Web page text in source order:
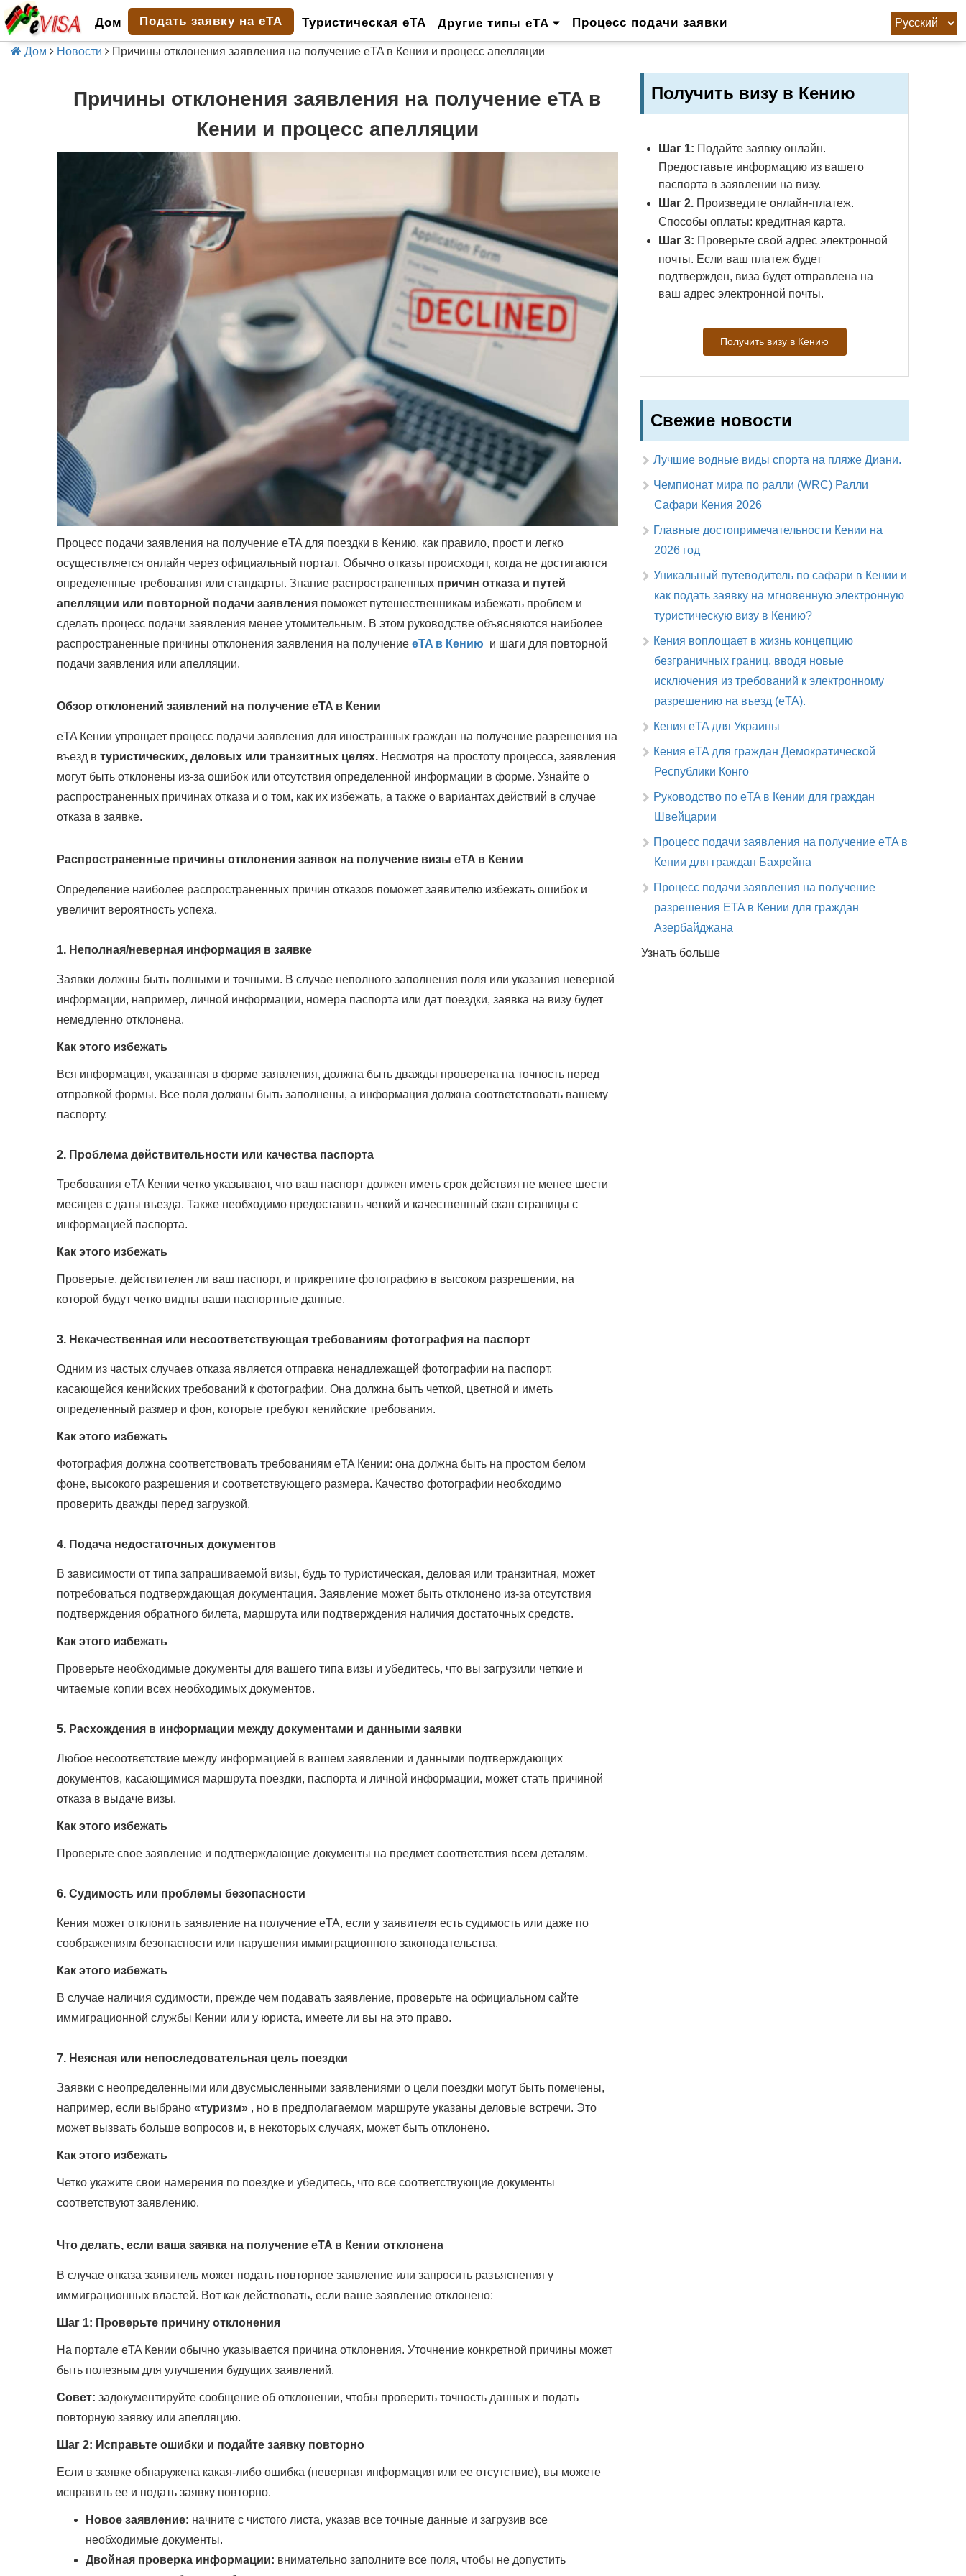
Дом Подать заявку на eTA Туристическая eTA Другие типы eTA Процесс подачи заявки
Дом Новости Причины отклонения заявления на получение eTA в Кении и процесс апелляции
Причины отклонения заявления на получение eTA в
Кении и процесс апелляции
Процесс подачи заявления на получение eTA для поездки в Кению, как правило, прост и легко
осуществляется онлайн через официальный портал. Обычно отказы происходят, когда не достигаются
определенные требования или стандарты. Знание распространенных причин отказа и путей
апелляции или повторной подачи заявления поможет путешественникам избежать проблем и
сделать процесс подачи заявления менее утомительным. В этом руководстве объясняются наиболее
распространенные причины отклонения заявления на получение eTA в Кению и шаги для повторной
подачи заявления или апелляции.
Обзор отклонений заявлений на получение eTA в Кении
eTA Кении упрощает процесс подачи заявления для иностранных граждан на получение разрешения на
въезд в туристических, деловых или транзитных целях. Несмотря на простоту процесса, заявления
могут быть отклонены из-за ошибок или отсутствия определенной информации в форме. Узнайте о
распространенных причинах отказа и о том, как их избежать, а также о вариантах действий в случае
отказа в заявке.
Распространенные причины отклонения заявок на получение визы eTA в Кении
Определение наиболее распространенных причин отказов поможет заявителю избежать ошибок и
увеличит вероятность успеха.
1. Неполная/неверная информация в заявке
Заявки должны быть полными и точными. В случае неполного заполнения поля или указания неверной
информации, например, личной информации, номера паспорта или дат поездки, заявка на визу будет
немедленно отклонена.
Как этого избежать
Вся информация, указанная в форме заявления, должна быть дважды проверена на точность перед
отправкой формы. Все поля должны быть заполнены, а информация должна соответствовать вашему
паспорту.
2. Проблема действительности или качества паспорта
Требования eTA Кении четко указывают, что ваш паспорт должен иметь срок действия не менее шести
месяцев с даты въезда. Также необходимо предоставить четкий и качественный скан страницы с
информацией паспорта.
Как этого избежать
Проверьте, действителен ли ваш паспорт, и прикрепите фотографию в высоком разрешении, на
которой будут четко видны ваши паспортные данные.
3. Некачественная или несоответствующая требованиям фотография на паспорт
Одним из частых случаев отказа является отправка ненадлежащей фотографии на паспорт,
касающейся кенийских требований к фотографии. Она должна быть четкой, цветной и иметь
определенный размер и фон, которые требуют кенийские требования.
Как этого избежать
Фотография должна соответствовать требованиям eTA Кении: она должна быть на простом белом
фоне, высокого разрешения и соответствующего размера. Качество фотографии необходимо
проверить дважды перед загрузкой.
4. Подача недостаточных документов
В зависимости от типа запрашиваемой визы, будь то туристическая, деловая или транзитная, может
потребоваться подтверждающая документация. Заявление может быть отклонено из-за отсутствия
подтверждения обратного билета, маршрута или подтверждения наличия достаточных средств.
Как этого избежать
Проверьте необходимые документы для вашего типа визы и убедитесь, что вы загрузили четкие и
читаемые копии всех необходимых документов.
5. Расхождения в информации между документами и данными заявки
Любое несоответствие между информацией в вашем заявлении и данными подтверждающих
документов, касающимися маршрута поездки, паспорта и личной информации, может стать причиной
отказа в выдаче визы.
Как этого избежать
Проверьте свое заявление и подтверждающие документы на предмет соответствия всем деталям.
6. Судимость или проблемы безопасности
Кения может отклонить заявление на получение eTA, если у заявителя есть судимость или даже по
соображениям безопасности или нарушения иммиграционного законодательства.
Как этого избежать
В случае наличия судимости, прежде чем подавать заявление, проверьте на официальном сайте
иммиграционной службы Кении или у юриста, имеете ли вы на это право.
7. Неясная или непоследовательная цель поездки
Заявки с неопределенными или двусмысленными заявлениями о цели поездки могут быть помечены,
например, если выбрано «туризм» , но в предполагаемом маршруте указаны деловые встречи. Это
может вызвать больше вопросов и, в некоторых случаях, может быть отклонено.
Как этого избежать
Четко укажите свои намерения по поездке и убедитесь, что все соответствующие документы
соответствуют заявлению.
Что делать, если ваша заявка на получение eTA в Кении отклонена
В случае отказа заявитель может подать повторное заявление или запросить разъяснения у
иммиграционных властей. Вот как действовать, если ваше заявление отклонено:
Шаг 1: Проверьте причину отклонения
На портале eTA Кении обычно указывается причина отклонения. Уточнение конкретной причины может
быть полезным для улучшения будущих заявлений.
Совет: задокументируйте сообщение об отклонении, чтобы проверить точность данных и подать
повторную заявку или апелляцию.
Шаг 2: Исправьте ошибки и подайте заявку повторно
Если в заявке обнаружена какая-либо ошибка (неверная информация или ее отсутствие), вы можете
исправить ее и подать заявку повторно.
Новое заявление: начните с чистого листа, указав все точные данные и загрузив все
необходимые документы.
Двойная проверка информации: внимательно заполните все поля, чтобы не допустить
Получить визу в Кению
Шаг 1: Подайте заявку онлайн.
Предоставьте информацию из вашего
паспорта в заявлении на визу.
Шаг 2.Произведите онлайн-платеж.
Способы оплаты: кредитная карта.
Шаг 3: Проверьте свой адрес электронной
почты. Если ваш платеж будет
подтвержден, виза будет отправлена ​​на
ваш адрес электронной почты.
Получить визу в Кению
Свежие новости
Лучшие водные виды спорта на пляже Диани.
Чемпионат мира по ралли (WRC) Ралли
Сафари Кения 2026
Главные достопримечательности Кении на
2026 год
Уникальный путеводитель по сафари в Кении и
как подать заявку на мгновенную электронную
туристическую визу в Кению?
Кения воплощает в жизнь концепцию
безграничных границ, вводя новые
исключения из требований к электронному
разрешению на въезд (eTA).
Кения eTA для Украины
Кения eTA для граждан Демократической
Республики Конго
Руководство по eTA в Кении для граждан
Швейцарии
Процесс подачи заявления на получение eTA в
Кении для граждан Бахрейна
Процесс подачи заявления на получение
разрешения ETA в Кении для граждан
Азербайджана
Узнать больше